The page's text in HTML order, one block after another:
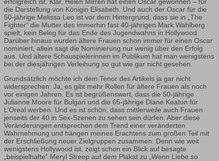
die Darstellung von Königin Elisabeth. Und auch der Oscar für die
50-jährige Melissa Leo ist vor dem Hintergrund, dass sie in „The
Fighter“ die Mutter des immerhin fast 40-jährigen Mark Wahlberg
spielt, kein Beleg für das Ende des Jugendwahns in Hollywood.
Darüber hinaus wurden ältere Frauen schon immer für einen Oscar
nominiert, allein sagt die Nominierung nur wenig über den Erfolg
aus. Und ältere Schauspielerinnen im Publikum hat man wenigstens
bei der diesjährigen Verleihung so gut wie gar nicht gesehen.
Grundsätzlich möchte ich dem Tenor des Artikels ja gar nicht
widersprechen: Ja, es gibt mehr Rollen für ältere Frauen als noch
vor einigen Jahren. Es ist begrüßenswert, dass die 50-jährige
Julianne Moore für Bulgari und die 65-jährige Diane Keaton für
L’Oreal werben. Und es ist schön, dass mittlerweile auch Frauen
jenseits der 40 in Sex-Szenen zu sehen sein dürfen. Aber diese
Veränderungen entsprechen dem Trend einer veränderten
Wahrnehmung und hängen meines Erachtens zum großen Teil mit
der Erschließung neuer Zielgruppen zusammen. Denn wie weit
wenigstens Hollywood ist, zeigt schon ein Blick auf besagte
„beispielhafte“ Meryl Streep auf dem Plakat zu „Wenn Liebe so